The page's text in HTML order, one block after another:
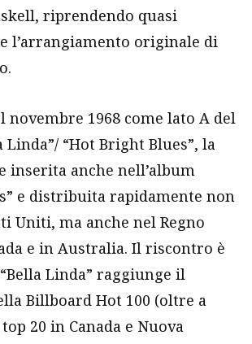
riprendendo quasi
l’arrangiamento originale di
novembre 1968 come lato A del
Linda”/ “Hot Bright Blues”, la
inserita anche nell’album
e distribuita rapidamente non
Uniti, ma anche nel Regno
e in Australia. Il riscontro è
Linda” raggiunge il
Billboard Hot 100 (oltre a
20 in Canada e Nuova